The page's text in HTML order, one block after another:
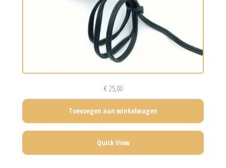
€25,00
Toevoegen aan winkelwagen
Quick View